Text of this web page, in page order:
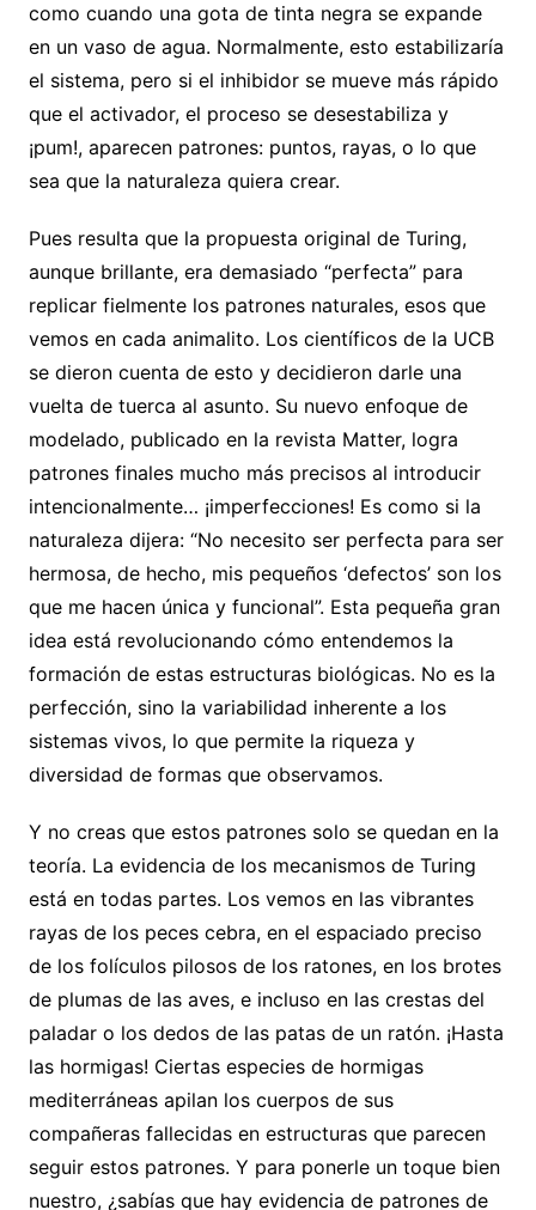
como cuando una gota de tinta negra se expande
en un vaso de agua. Normalmente, esto estabilizaría
el sistema, pero si el inhibidor se mueve más rápido
que el activador, el proceso se desestabiliza y
¡pum!, aparecen patrones: puntos, rayas, o lo que
sea que la naturaleza quiera crear.
Pues resulta que la propuesta original de Turing,
aunque brillante, era demasiado “perfecta” para
replicar fielmente los patrones naturales, esos que
vemos en cada animalito. Los científicos de la UCB
se dieron cuenta de esto y decidieron darle una
vuelta de tuerca al asunto. Su nuevo enfoque de
modelado, publicado en la revista Matter, logra
patrones finales mucho más precisos al introducir
intencionalmente… ¡imperfecciones! Es como si la
naturaleza dijera: “No necesito ser perfecta para ser
hermosa, de hecho, mis pequeños ‘defectos’ son los
que me hacen única y funcional”. Esta pequeña gran
idea está revolucionando cómo entendemos la
formación de estas estructuras biológicas. No es la
perfección, sino la variabilidad inherente a los
sistemas vivos, lo que permite la riqueza y
diversidad de formas que observamos.
Y no creas que estos patrones solo se quedan en la
teoría. La evidencia de los mecanismos de Turing
está en todas partes. Los vemos en las vibrantes
rayas de los peces cebra, en el espaciado preciso
de los folículos pilosos de los ratones, en los brotes
de plumas de las aves, e incluso en las crestas del
paladar o los dedos de las patas de un ratón. ¡Hasta
las hormigas! Ciertas especies de hormigas
mediterráneas apilan los cuerpos de sus
compañeras fallecidas en estructuras que parecen
seguir estos patrones. Y para ponerle un toque bien
nuestro, ¿sabías que hay evidencia de patrones de